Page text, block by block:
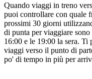
Quando viaggi in treno
puoi controllare con quale
prossimi 30 giorni
di punta per viaggiare
16:00 e le 19:00 la sera. Ti
viaggi verso il punto di
po' di tempo in più per